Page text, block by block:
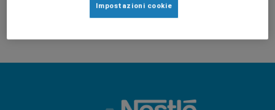
Impostazioni cookie